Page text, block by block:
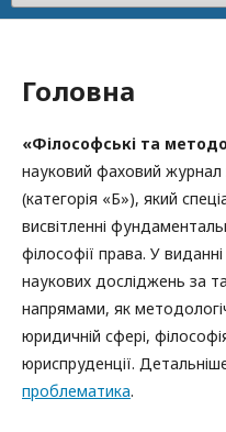
Головна
«Філософські та
науковий фаховий
(категорія «Б»), який
висвітленні
філософії права. У
наукових досліджень за
напрямами, як
юридичній сфері,
юриспруденції.
проблематика.